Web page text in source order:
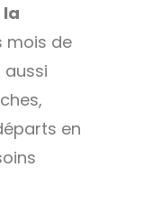
mois de
aussi
en